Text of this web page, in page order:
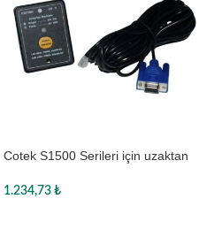
Cotek S1500 Serileri için uzaktan
1.234,73 ₺